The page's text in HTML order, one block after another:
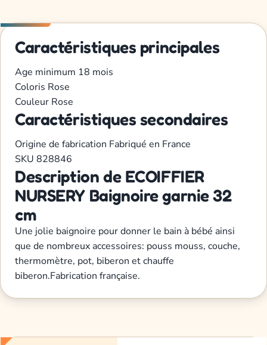
Caractéristiques principales
Age minimum 18 mois
Coloris Rose
Couleur Rose
Caractéristiques secondaires
Origine de fabrication Fabriqué en France
SKU 828846
Description de ECOIFFIER
NURSERY Baignoire garnie 32
cm
Une jolie baignoire pour donner le bain à bébé ainsi
que de nombreux accessoires: pouss mouss, couche,
thermomètre, pot, biberon et chauffe
biberon.Fabrication française.